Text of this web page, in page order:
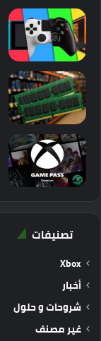
تصنيفات
Xbox
أخبار
شروحات و حلول
غير مصنف